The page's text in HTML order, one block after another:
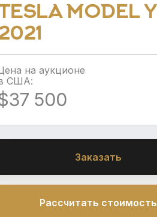
MODEL Y
на аукционе
США:
500
Заказать
Рассчитать стоимость